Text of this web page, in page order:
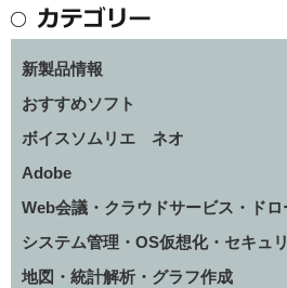
新製品情報
おすすめソフト
ボイスソムリエ ネオ
Adobe
Web会議・クラウドサービス・ド
システム管理・OS仮想化・セキュ
地図・統計解析・グラフ作成